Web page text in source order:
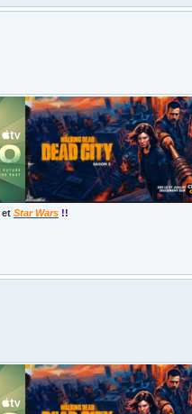
et Star Wars !!